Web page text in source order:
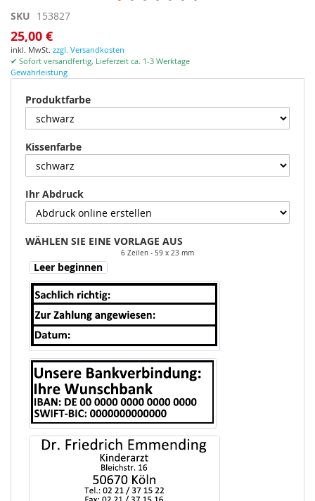
Zum
Anfang
der
Bildgalerie
springen
SKU 153827
25,00 €
inkl. MwSt. zzgl. Versandkosten
✔ Sofort versandfertig, Lieferzeit ca. 1-3 Werktage
Gewährleistung
Produktfarbe
Kissenfarbe
Ihr Abdruck
WÄHLEN SIE EINE VORLAGE AUS
6 Zeilen 59 x 23 mm
Leer beginnen